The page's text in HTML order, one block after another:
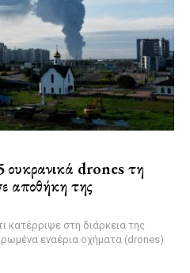
ουκρανικά drones τη
αποθήκη της
κατέρριψε στη διάρκεια της
εναέρια οχήματα (drones)